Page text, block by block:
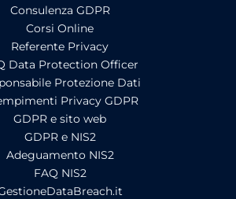
Consulenza GDPR
Corsi Online
Referente Privacy
Data Protection Officer
Protezione Dati
Privacy GDPR
GDPR e sito web
GDPR e NIS2
Adeguamento NIS2
FAQ NIS2